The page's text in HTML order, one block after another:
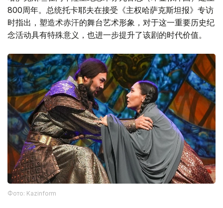
800周年。总统托卡耶夫在接受《主权哈萨克斯坦报》专访
时指出，塑造术赤汗的舞台艺术形象，对于这一重要历史纪
念活动具有特殊意义，也进一步提升了该剧的时代价值。
Фото: Kazinform